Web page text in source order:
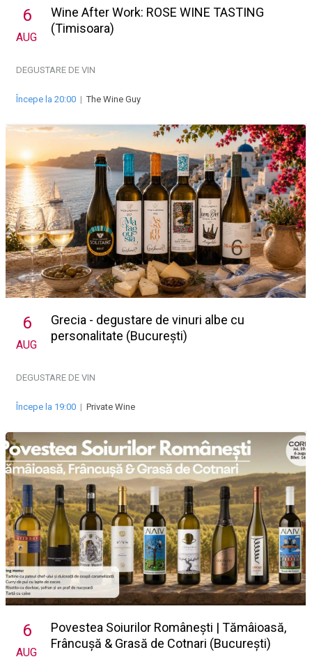
6
AUG
Wine After Work: ROSE WINE TASTING
(Timisoara)
DEGUSTARE DE VIN
Începe la 20:00 |The Wine Guy
6
AUG
Grecia - degustare de vinuri albe cu
personalitate (București)
DEGUSTARE DE VIN
Începe la 19:00 | Private Wine
6
AUG
Povestea Soiurilor Românești | Tămâioasă,
Frâncușă & Grasă de Cotnari (București)